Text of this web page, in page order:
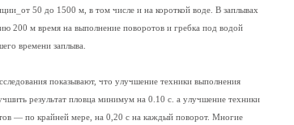
50 до 1500 м, в том числе и на короткой воде. В заплывах
200 м время на выполнение поворотов и гребка под водой
времени заплыва.
показывают, что улучшение техники выполнения
результат пловца минимум на 0.10 с. а улучшение техники
— по крайней мере, на 0,20 с на каждый поворот. Многие